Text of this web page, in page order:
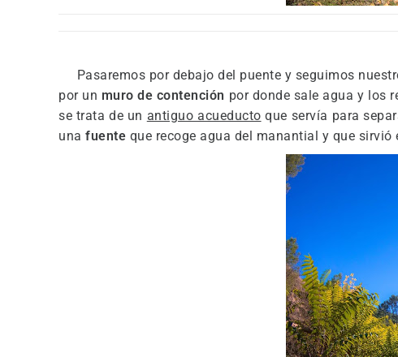
Pasaremos por debajo del puente y seguimos
por un muro de contención por donde sale agua y los
se trata de un antiguo acueducto que servía para
una fuente que recoge agua del manantial y que